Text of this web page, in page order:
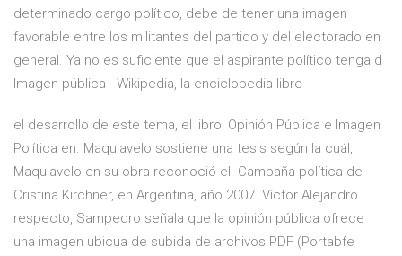
determinado cargo político, debe de tener una imagen
favorable entre los militantes del partido y del electorado en
general. Ya no es suficiente que el aspirante político tenga d
Imagen pública - Wikipedia, la enciclopedia libre
el desarrollo de este tema, el libro: Opinión Pública e Imagen
Política en. Maquiavelo sostiene una tesis según la cuál,
Maquiavelo en su obra reconoció el Campaña política de
Cristina Kirchner, en Argentina, año 2007. Víctor Alejandro
respecto, Sampedro señala que la opinión pública ofrece
una imagen ubicua de subida de archivos PDF (Portabfe